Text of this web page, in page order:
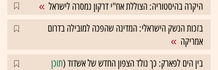
היקרה בהיסטוריה: הצוללת אח"י דרקון נמסרה לישראל
בזכות הנשק הישראלי: המדינה שהפכה למובילה בדרום
אמריקה
בין הים לפארק: כך נולד הצפון החדש של אשדוד (תוכן